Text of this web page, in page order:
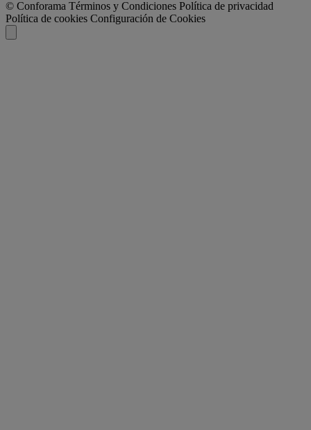
© Conforama Términos y Condiciones Política de privacidad
Política de cookies Configuración de Cookies